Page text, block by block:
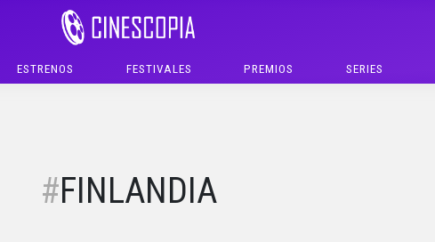
ESTRENOS FESTIVALES PREMIOS SERIES
FINLANDIA